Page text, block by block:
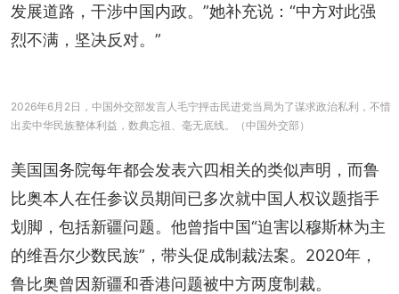
发展道路，干涉中国内政。”她补充说：“中方对此强
烈不满，坚决反对。”
2026年6月2日，中国外交部发言人毛宁抨击民进党当局为了谋求政治私利，不惜
出卖中华民族整体利益，数典忘祖、毫无底线。（中国外交部）
美国国务院每年都会发表六四相关的类似声明，而鲁
比奥本人在任参议员期间已多次就中国人权议题指手
划脚，包括新疆问题。他曾指中国“迫害以穆斯林为主
的维吾尔少数民族”，带头促成制裁法案。2020年，
鲁比奥曾因新疆和香港问题被中方两度制裁。